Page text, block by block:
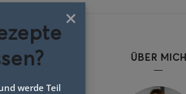
ÜBER MICH
×
werde Teil